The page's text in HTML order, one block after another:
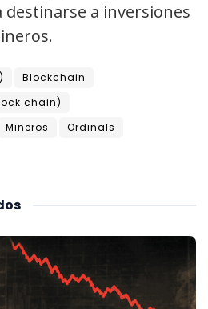
a inversiones
Blockchain
chain)
Mineros
Ordinals